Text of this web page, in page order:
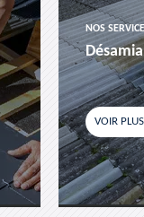
NOS
VOIR